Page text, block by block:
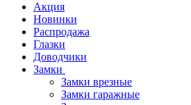
Акция
Новинки
Распродажа
Глазки
Доводчики
Замки
Замки врезные
Замки гаражные